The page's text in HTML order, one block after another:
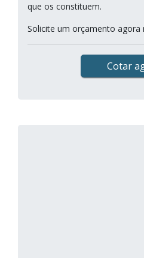
que os constituem.
Solicite um orçamento agora
Cotar